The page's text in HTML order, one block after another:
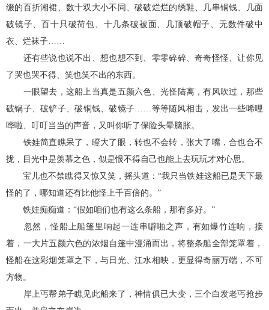
缀的百折湘裙、数十双大小不同、破破烂烂的绣鞋、几串铜钱、几面
破镜子、百十只破荷包、十几条破被面、几顶破帽子、无数件破中
衣、烂袜子……
还有些说也说不出、想也想不到、零零碎碎、奇奇怪怪、让你见
了哭也哭不得、笑也笑不出的东西。
一眼望去，这船上当真是五颜六色、光怪陆离，有风吹过，那些
破锅子、破铲子、破铜钱、破镜子……等等随风相击，发出一些唏哩
哗啦、叮叮当当的声音，又叫你听了保险头晕脑胀。
铁娃简直瞧呆了，瞪大了眼，转也不会转，张大了嘴，合也合不
拢，目光中是羡慕之色，似是恨不得自己也能上去玩玩才对心思。
宝儿也不禁瞧得又惊又笑，摇头道：“我只当铁娃这船已是天下最
怪的了，哪知道还有比他怪上千百倍的。”
铁娃痴痴道：“假如咱们也有这么条船，那有多好。”
忽然，怪船上船篷里响起一连串噼啪之声，有如爆竹连响，接
着，一大片五颜六色的浓烟自篷中漫涌而出，将整条船全部笼罩着，
怪船在这彩烟笼罩之下，与日光、江水相映，更显得奇丽万端，不可
方物。
岸上丐帮弟子瞧见此船来了，神情俱已大变，三个白发老丐抢步